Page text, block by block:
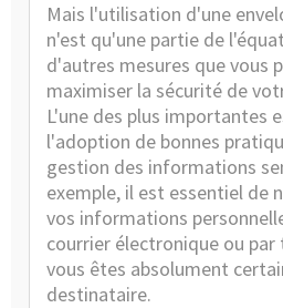
Mais l'utilisation d'une
n'est qu'une partie de
d'autres mesures que vous
maximiser la sécurité de
L'une des plus importantes
l'adoption de bonnes
gestion des informations
exemple, il est essentiel de
vos informations
courrier électronique ou par
vous êtes absolument
destinataire.